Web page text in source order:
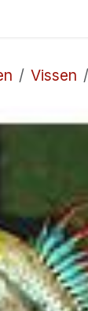
Vissen